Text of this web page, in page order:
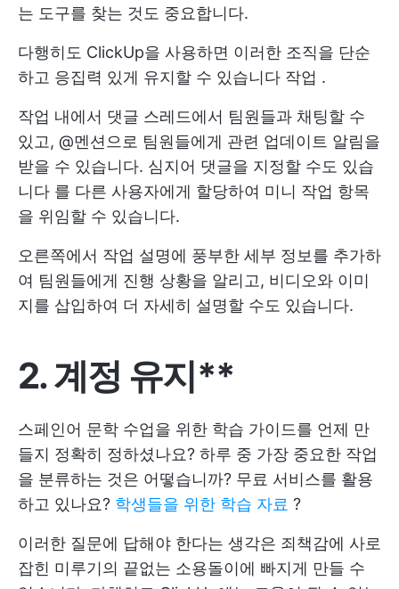
는 도구를 찾는 것도 중요합니다.
다행히도 ClickUp을 사용하면 이러한 조직을 단순
하고 응집력 있게 유지할 수 있습니다 작업 .
작업 내에서 댓글 스레드에서 팀원들과 채팅할 수
있고, @멘션으로 팀원들에게 관련 업데이트 알림을
받을 수 있습니다. 심지어 댓글을 지정할 수도 있습
니다 를 다른 사용자에게 할당하여 미니 작업 항목
을 위임할 수 있습니다.
오른쪽에서 작업 설명에 풍부한 세부 정보를 추가하
여 팀원들에게 진행 상황을 알리고, 비디오와 이미
지를 삽입하여 더 자세히 설명할 수도 있습니다.
2. 계정 유지**
스페인어 문학 수업을 위한 학습 가이드를 언제 만
들지 정확히 정하셨나요? 하루 중 가장 중요한 작업
을 분류하는 것은 어떻습니까? 무료 서비스를 활용
하고 있나요? 학생들을 위한 학습 자료 ?
이러한 질문에 답해야 한다는 생각은 죄책감에 사로
잡힌 미루기의 끝없는 소용돌이에 빠지게 만들 수